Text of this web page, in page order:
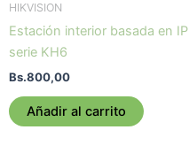
HIKVISION
Estación interior basada en IP
serie KH6
Bs.800,00
Añadir al carrito